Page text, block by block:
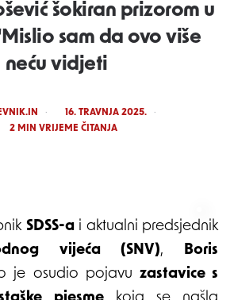
šokiran prizorom u
sam da ovo više
neću vidjeti
16. TRAVNJA 2025.
2 MIN VRIJEME ČITANJA
SDSS-ai aktualni predsjednik
vijeća (SNV), Boris
je osudio pojavu zastavice s